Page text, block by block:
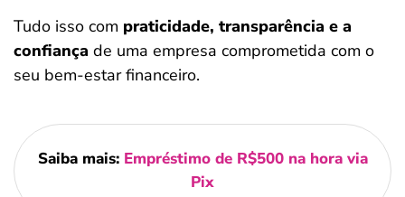
Tudo isso com praticidade, transparência e a
confiança de uma empresa comprometida com o
seu bem-estar financeiro.
Saiba mais: Empréstimo de R$500 na hora via
Pix